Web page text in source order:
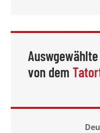
von dem